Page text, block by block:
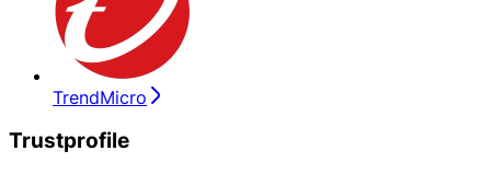
TrendMicro
Trustprofile